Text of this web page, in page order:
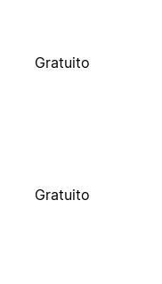
Gratuito
Gratuito